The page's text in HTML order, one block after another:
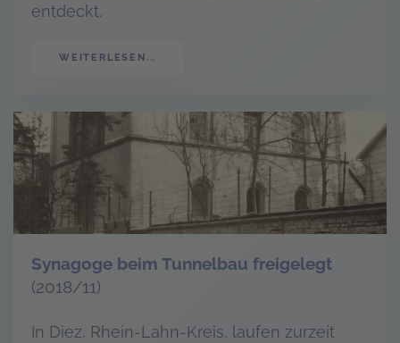
entdeckt.
WEITERLESEN...
Synagoge beim Tunnelbau freigelegt
(2018/11)
In Diez, Rhein-Lahn-Kreis, laufen zurzeit